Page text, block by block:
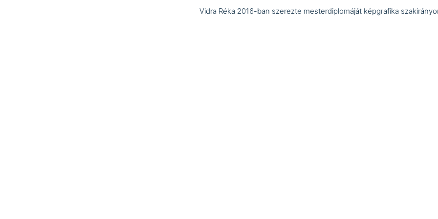
Vidra Réka 2016-ban szerezte mesterdiplomáját képgrafika